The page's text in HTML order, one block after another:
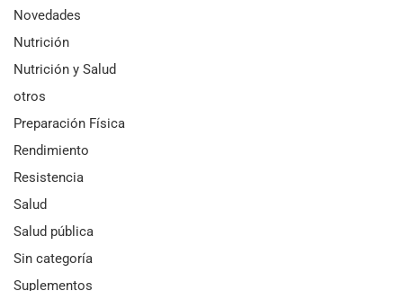
Novedades
Nutrición
Nutrición y Salud
otros
Preparación Física
Rendimiento
Resistencia
Salud
Salud pública
Sin categoría
Suplementos